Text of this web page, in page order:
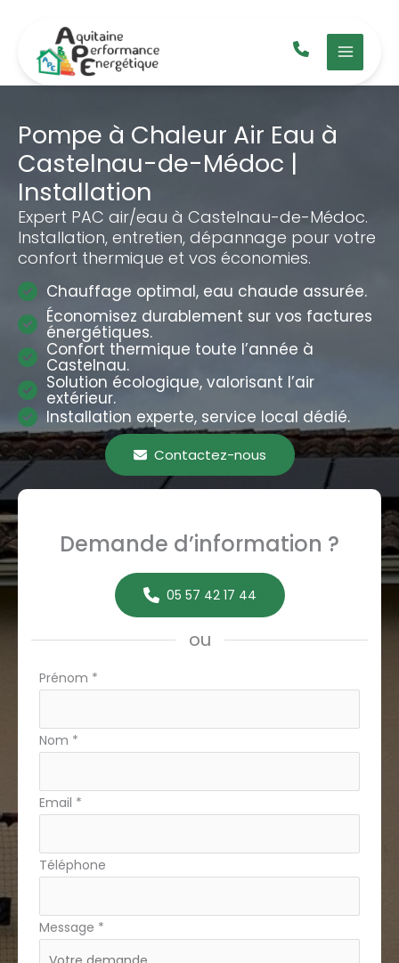
contenu
Pompe à Chaleur Air Eau à
Castelnau-de-Médoc |
Installation
Expert PAC air/eau à Castelnau-de-Médoc.
Installation, entretien, dépannage pour votre
confort thermique et vos économies.
Chauffage optimal, eau chaude assurée.
Économisez durablement sur vos factures
énergétiques.
Confort thermique toute l’année à
Castelnau.
Solution écologique, valorisant l’air
extérieur.
Installation experte, service local dédié.
Contactez-nous
Demande d’information ?
05 57 42 17 44
ou
Formulaire
téléphone
Prénom *
Nom *
Email *
Téléphone
Message *